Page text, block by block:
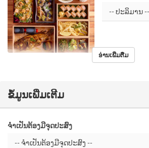
ອ່ານເພີ່ມຕື່ມ
ຂໍ້ມູນເພີ່ມເຕີມ
ຈຳເປັນຕ້ອງມີຈຸດປະສົງ